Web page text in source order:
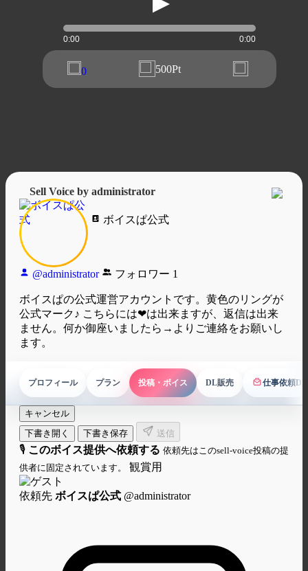
0:00 0:00
0 500Pt
Sell Voice by administrator
ボイスぱ公式
@administrator フォロワー 1
ボイスぱの公式運営アカウントです。黄色のリングが
公式マーク♪ こちらには❤は出来ますが、返信は出来
ません。何か御座いましたら→よりご連絡をお願いし
ます。
プロフィール プラン 投稿・ボイス DL販売 仕事依頼
ボイス依頼
キャンセル
下書き開く
下書き保存 送信
🎙 このボイス提供へ依頼する 依頼先はこのsell-voice投稿の提
供者に固定されています。
観賞用
依頼先 ボイスぱ公式 @administrator